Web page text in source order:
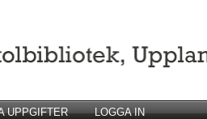
UPPGIFTER LOGGA IN